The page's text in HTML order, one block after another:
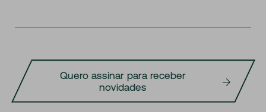
Quero assinar para receber
novidades